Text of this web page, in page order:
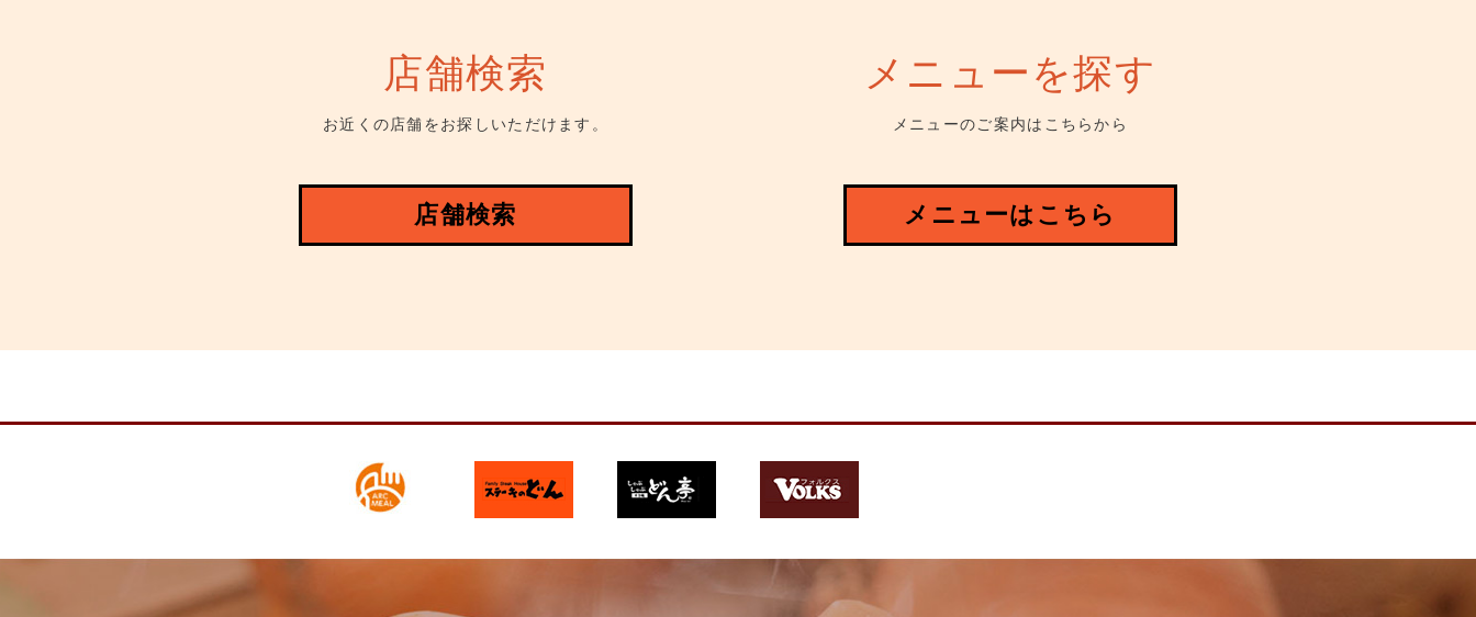
メニューを探す
メニューのご案内はこちらから
メニューはこちら
店舗検索
お近くの店舗をお探しいただけます。
店舗検索